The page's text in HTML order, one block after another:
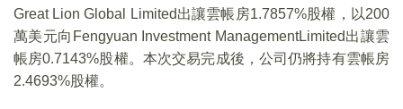
Great Lion Global Limited出讓雲帳房1.7857%股權，以200
萬美元向Fengyuan Investment ManagementLimited出讓雲
帳房0.7143%股權。本次交易完成後，公司仍將持有雲帳房
2.4693%股權。